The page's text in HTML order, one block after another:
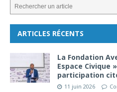
ARTICLES RÉCENTS
La Fondation
Espace Civique
participation
11 juin 2026